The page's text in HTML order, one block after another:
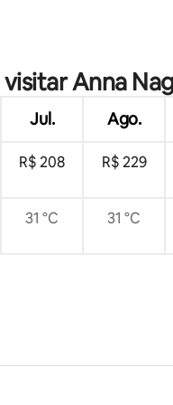
média de 5, 20
Anna
Jul. Ago.
R$ 208 R$ 229
31 °C 31 °C